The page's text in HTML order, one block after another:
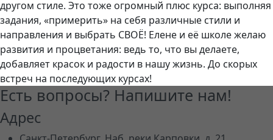
другом стиле. Это тоже огромный плюс курса: выполняя
задания, «примерить» на себя различные стили и
направления и выбрать СВОЁ! Елене и её школе желаю
развития и процветания: ведь то, что вы делаете,
добавляет красок и радости в нашу жизнь. До скорых
встреч на последующих курсах!
Есть вопросы? Напишите нам!
Адрес